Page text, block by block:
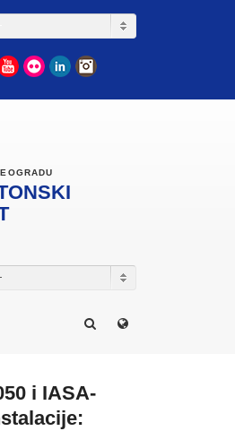
YouTube
Flickr LinkedIn
i IASA-